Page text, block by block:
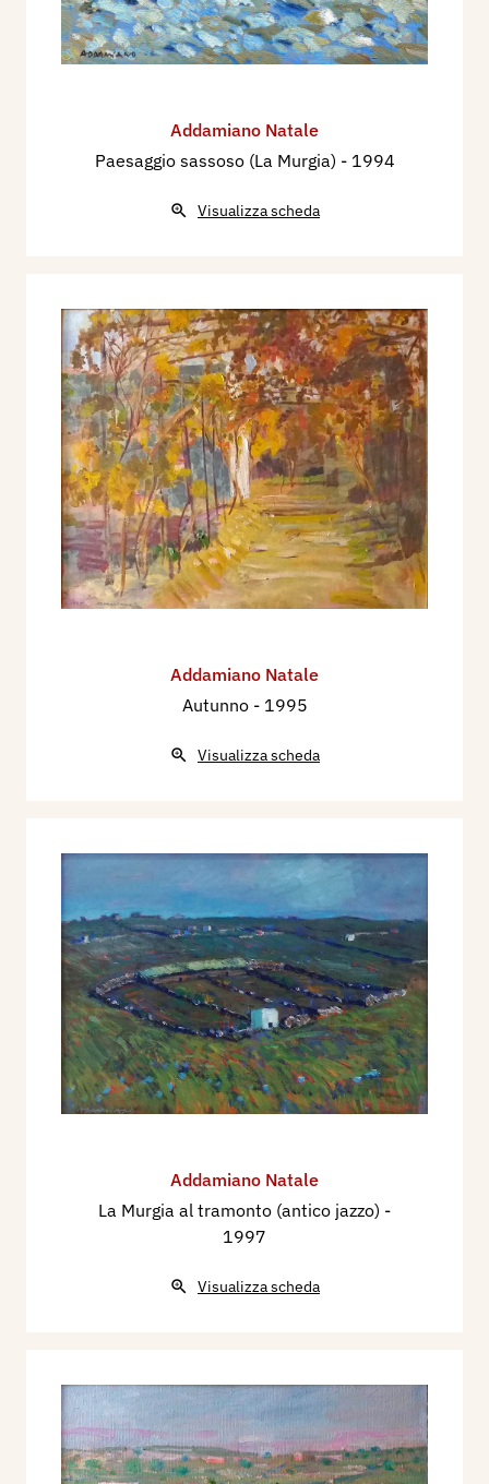
Addamiano Natale
Paesaggio sassoso (La Murgia) - 1994
Visualizza scheda
Addamiano Natale
Autunno - 1995
Visualizza scheda
Addamiano Natale
La Murgia al tramonto (antico jazzo) -
1997
Visualizza scheda